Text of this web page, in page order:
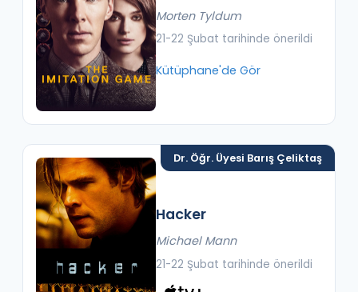
Morten Tyldum
21-22 Şubat tarihinde önerildi
Kütüphane'de Gör
Dr. Öğr. Üyesi Barış Çeliktaş
Hacker
Michael Mann
21-22 Şubat tarihinde önerildi